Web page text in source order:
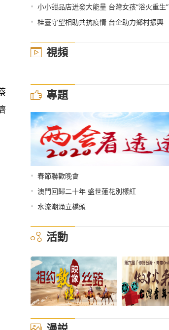
• 小小甜品店迸發大能量 台灣女孩“浴火重生”
• 桂臺守望相助共抗疫情 台企助力鄉村振興
視頻
專題
• 春節聯歡晚會
• 澳門回歸二十年 盛世蓮花別樣紅
• 水流潮涌立橋頭
活動